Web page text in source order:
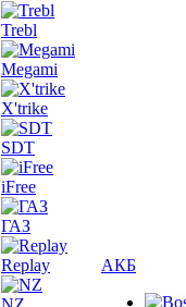
Trebl
Megami
X'trike
SDT
iFree
ГАЗ
Replay АКБ